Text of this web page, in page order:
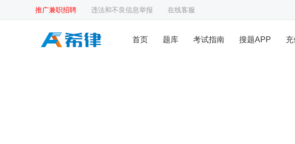
推广兼职招聘 违法和不良信息举报 在线客服
首页 题库 考试指南 搜题APP 充